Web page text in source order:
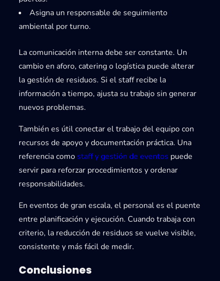
Asigna un responsable de seguimiento
ambiental por turno.
La comunicación interna debe ser constante. Un
cambio en aforo, catering o logística puede alterar
la gestión de residuos. Si el staff recibe la
información a tiempo, ajusta su trabajo sin generar
nuevos problemas.
También es útil conectar el trabajo del equipo con
recursos de apoyo y documentación práctica. Una
referencia como staff y gestión de eventos puede
servir para reforzar procedimientos y ordenar
responsabilidades.
En eventos de gran escala, el personal es el puente
entre planificación y ejecución. Cuando trabaja con
criterio, la reducción de residuos se vuelve visible,
consistente y más fácil de medir.
Conclusiones